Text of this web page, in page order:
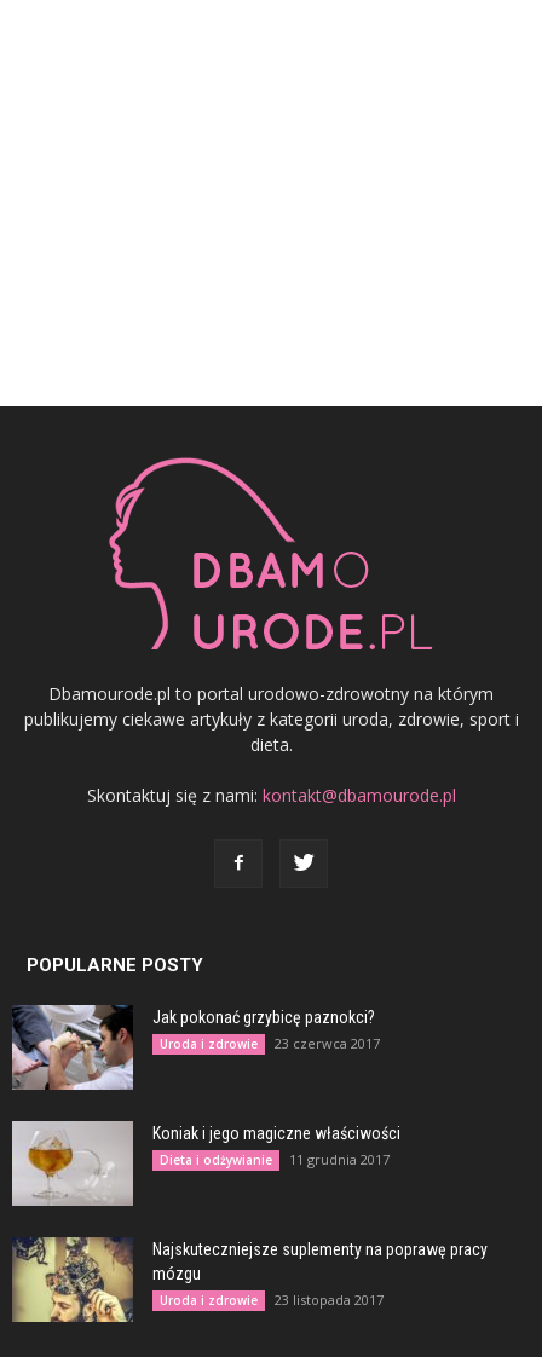
Dbamourode.pl to portal urodowo-zdrowotny na którym
publikujemy ciekawe artykuły z kategorii uroda, zdrowie, sport i
dieta.
Skontaktuj się z nami: kontakt@dbamourode.pl
POPULARNE POSTY
Jak pokonać grzybicę paznokci?
Uroda i zdrowie 23 czerwca 2017
Koniak i jego magiczne właściwości
Dieta i odżywianie 11 grudnia 2017
Najskuteczniejsze suplementy na poprawę pracy
mózgu
Uroda i zdrowie 23 listopada 2017